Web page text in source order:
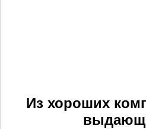
Из хороших